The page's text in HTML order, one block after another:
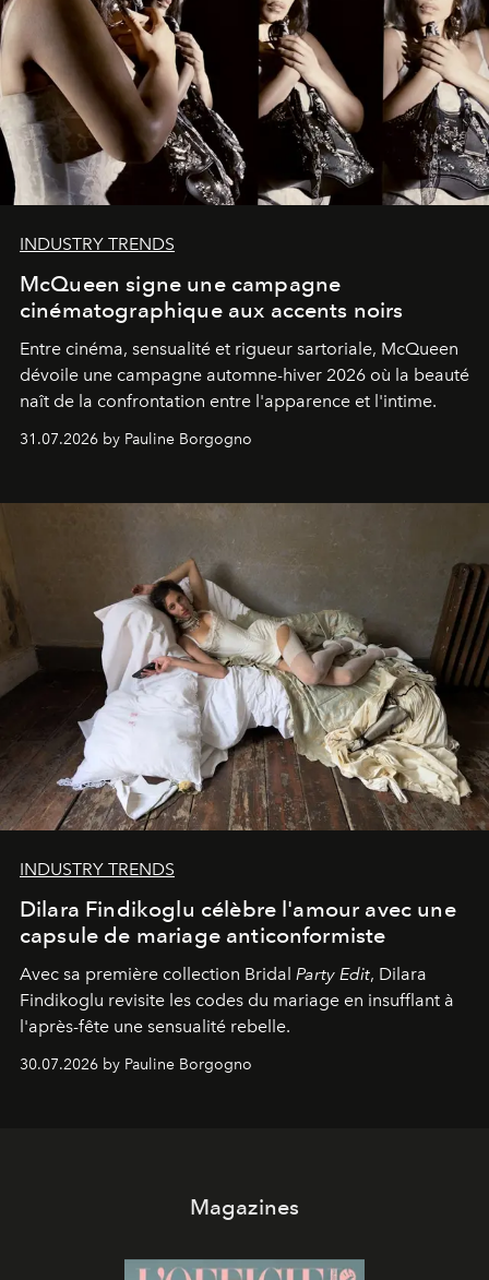
INDUSTRY TRENDS
McQueen signe une campagne
cinématographique aux accents noirs
Entre cinéma, sensualité et rigueur sartoriale, McQueen
dévoile une campagne automne-hiver 2026 où la beauté
naît de la confrontation entre l'apparence et l'intime.
31.07.2026 by Pauline Borgogno
INDUSTRY TRENDS
Dilara Findikoglu célèbre l'amour avec une
capsule de mariage anticonformiste
Avec sa première collection Bridal Party Edit, Dilara
Findikoglu revisite les codes du mariage en insufflant à
l'après-fête une sensualité rebelle.
30.07.2026 by Pauline Borgogno
Magazines